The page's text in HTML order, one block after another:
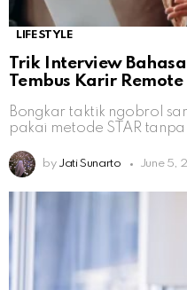
LIFESTYLE
Trik Interview
Tembus Karir
Bongkar taktik ngobrol
pakai metode STAR
by Jati Sunarto June 5,